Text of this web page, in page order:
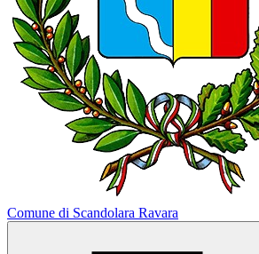
Comune di Scandolara Ravara